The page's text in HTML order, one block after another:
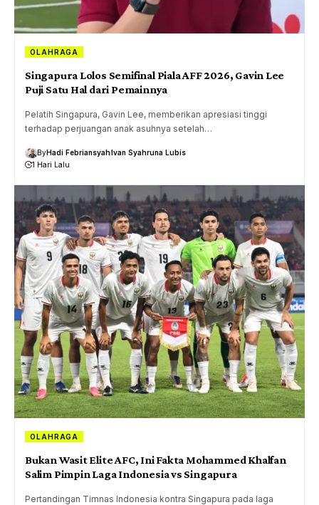
OLAHRAGA
Singapura Lolos Semifinal Piala AFF 2026, Gavin Lee
Puji Satu Hal dari Pemainnya
Pelatih Singapura, Gavin Lee, memberikan apresiasi tinggi
terhadap perjuangan anak asuhnya setelah…
ByHadi FebriansyahIvan Syahruna Lubis
1 Hari Lalu
OLAHRAGA
Bukan Wasit Elite AFC, Ini Fakta Mohammed Khalfan
Salim Pimpin Laga Indonesia vs Singapura
Pertandingan Timnas Indonesia kontra Singapura pada laga